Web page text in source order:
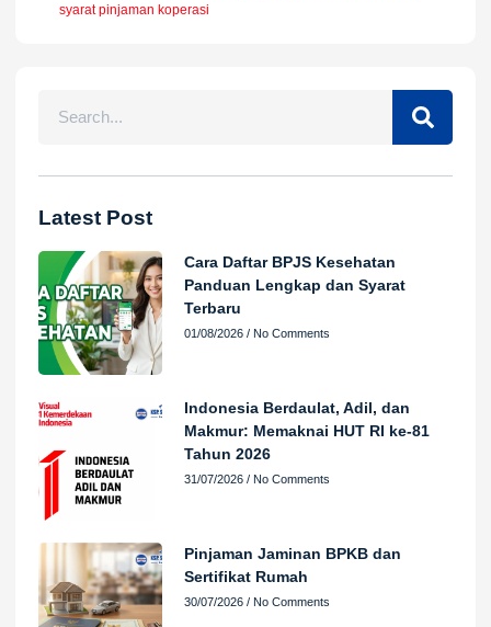
syarat pinjaman koperasi
Latest Post
Cara Daftar BPJS Kesehatan
Panduan Lengkap dan Syarat
Terbaru
01/08/2026 No Comments
Indonesia Berdaulat, Adil, dan
Makmur: Memaknai HUT RI ke-81
Tahun 2026
31/07/2026 No Comments
Pinjaman Jaminan BPKB dan
Sertifikat Rumah
30/07/2026 No Comments